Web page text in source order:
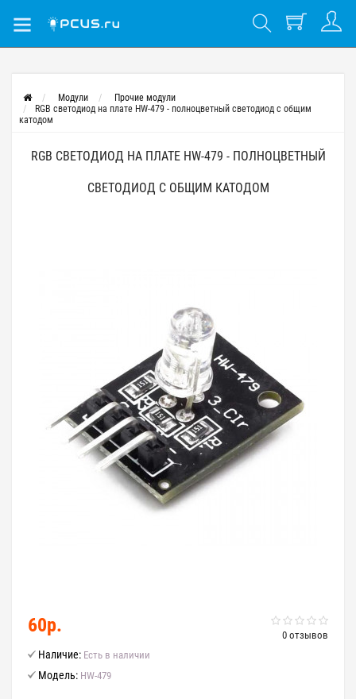
Модули
Прочие модули
RGB светодиод на плате HW-479 - полноцветный светодиод с общим
катодом
RGB СВЕТОДИОД НА ПЛАТЕ HW-479 - ПОЛНОЦВЕТНЫЙ
СВЕТОДИОД С ОБЩИМ КАТОДОМ
0 отзывов
60р.
Наличие: Есть в наличии
Модель: HW-479